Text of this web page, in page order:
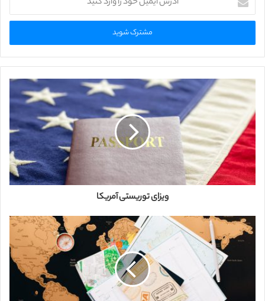
ر
ا
ی
ی
خ
و
د
ر
ا
و
ا
ویزای توریستی آمریکا